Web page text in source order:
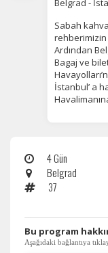
Belgrad -
Sabah
Ardından
Bagaj ve
İstanbul’ a
4 Gün
Belgrad
37
​Bu program
Aşağıdaki bağlantıya